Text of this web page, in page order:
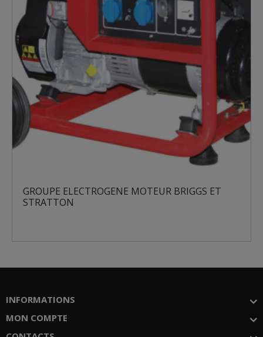
GROUPE ELECTROGENE MOTEUR BRIGGS ET
STRATTON
INFORMATIONS
MON COMPTE